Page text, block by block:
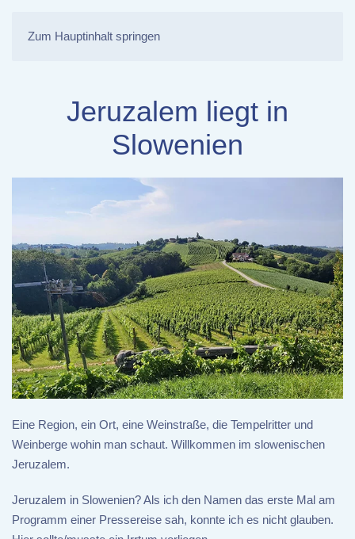
Zum Hauptinhalt springen
Jeruzalem liegt in
Slowenien
Eine Region, ein Ort, eine Weinstraße, die Tempelritter und
Weinberge wohin man schaut. Willkommen im slowenischen
Jeruzalem.
Jeruzalem in Slowenien? Als ich den Namen das erste Mal am
Programm einer Pressereise sah, konnte ich es nicht glauben.